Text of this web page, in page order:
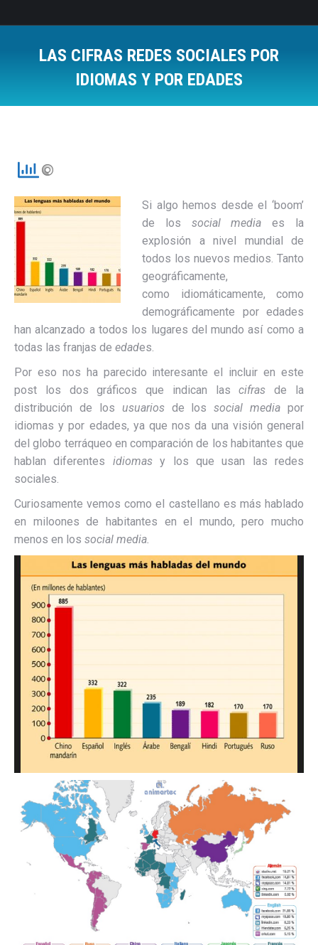
LAS CIFRAS REDES SOCIALES POR
IDIOMAS Y POR EDADES
Si algo hemos desde el ‘boom’
de los social media es la
explosión a nivel mundial de
todos los nuevos medios. Tanto
geográficamente,
como idiomáticamente, como
demográficamente por edades
han alcanzado a todos los lugares del mundo así como a
todas las franjas de edades.
Por eso nos ha parecido interesante el incluir en este
post los dos gráficos que indican las cifras de la
distribución de los usuariosde lossocial media por
idiomas y por edades, ya que nos da una visión general
del globo terráqueo en comparación de los habitantes que
hablan diferentes idiomasy los que usan las redes
sociales.
Curiosamente vemos como el castellano es más hablado
en miloones de habitantes en el mundo, pero mucho
menos en los social media.